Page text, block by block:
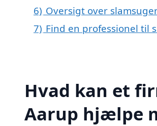
6) Oversigt over
7) Find en professionel til
Hvad kan et
Aarup hjælpe